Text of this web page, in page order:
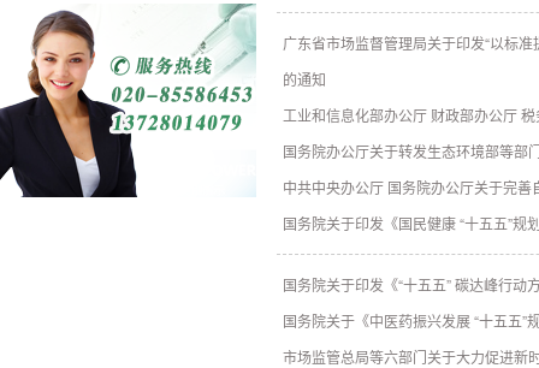
广东省市场监督管理局关于印发“以标
的通知
工业和信息化部办公厅 财政部办公厅
国务院办公厅关于转发生态环境部等部
中共中央办公厅 国务院办公厅关于完
国务院关于印发《国民健康 “十五五”规
国务院关于印发《“十五五” 碳达峰行动
国务院关于《中医药振兴发展 “十五五”
市场监管总局等六部门关于大力促进新